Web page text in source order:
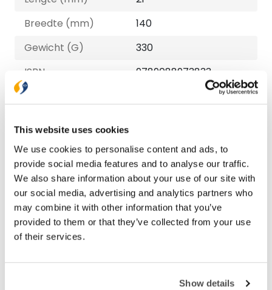
This website uses cookies
We use cookies to personalise content and ads, to
provide social media features and to analyse our traffic.
We also share information about your use of our site with
our social media, advertising and analytics partners who
may combine it with other information that you’ve
provided to them or that they’ve collected from your use
of their services.
Show details
Breedte (mm)
140
Gewicht (G)
330
ISBN
9789088973833
Druk
NUR-code
707
Taal
Nederlands
Aantal pagina's
152
Bezorging binnen 1–2 werkdagen
Gratis retourneren